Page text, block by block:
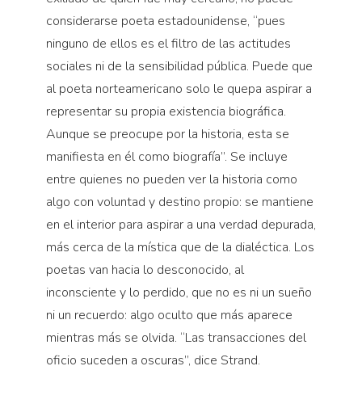
considerarse poeta estadounidense, “pues
ninguno de ellos es el filtro de las actitudes
sociales ni de la sensibilidad pública. Puede que
al poeta norteamericano solo le quepa aspirar a
representar su propia existencia biográfica.
Aunque se preocupe por la historia, esta se
manifiesta en él como biografía”. Se incluye
entre quienes no pueden ver la historia como
algo con voluntad y destino propio: se mantiene
en el interior para aspirar a una verdad depurada,
más cerca de la mística que de la dialéctica. Los
poetas van hacia lo desconocido, al
inconsciente y lo perdido, que no es ni un sueño
ni un recuerdo: algo oculto que más aparece
mientras más se olvida. “Las transacciones del
oficio suceden a oscuras”, dice Strand.